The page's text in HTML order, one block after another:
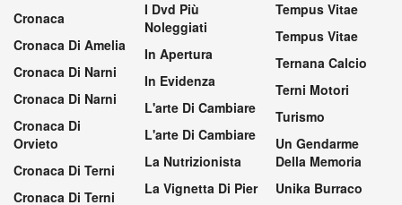
Cronaca
Cronaca Di Amelia
Cronaca Di Narni
Cronaca Di Narni
Cronaca Di
Orvieto
Cronaca Di Terni
Cronaca Di Terni
I Dvd Più
Noleggiati
In Apertura
In Evidenza
L'arte Di Cambiare
L'arte Di Cambiare
La Nutrizionista
La Vignetta Di Pier
Tempus Vitae
Tempus Vitae
Ternana Calcio
Terni Motori
Turismo
Un Gendarme
Della Memoria
Unika Burraco